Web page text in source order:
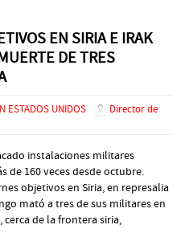
EN SIRIA E IRAK
DE TRES
ESTADOS UNIDOS
Director de
instalaciones militares
de 160 veces desde octubre.
objetivos en Siria, en represalia
mató a tres de sus militares en
de la frontera siria,